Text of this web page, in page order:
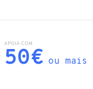
APOIA COM
50€ ou mais